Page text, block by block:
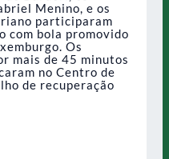
Menino, e os
participaram
com bola promovido
Os
mais de 45 minutos
no Centro de
de recuperação